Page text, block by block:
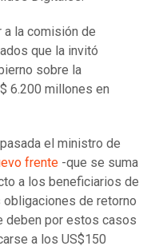
la comisión de
que la invitó
sobre la
6.200 millones en
el ministro de
frente -que se suma
a los beneficiarios de
obligaciones de retorno
deben por estos casos
a los US$150